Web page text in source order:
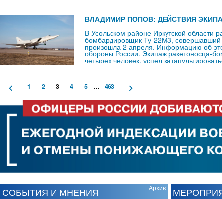
ВЛАДИМИР ПОПОВ: ДЕЙСТВИЯ
В Усольском районе Иркутской области
бомбардировщик Ту-22М3, совершавший
произошла 2 апреля. Информацию об
обороны России. Экипаж ракетоносца-
четырех человек, успел
Навигация
по
записям
1 2 3 4 5 … 463
СОБЫТИЯ И МНЕНИЯ Архив